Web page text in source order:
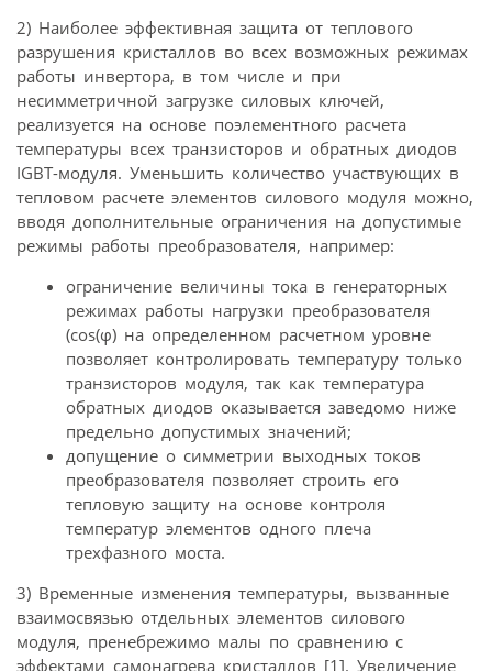
2) Наиболее эффективная защита от теплового
разрушения кристаллов во всех возможных режимах
работы инвертора, в том числе и при
несимметричной загрузке силовых ключей,
реализуется на основе поэлементного расчета
температуры всех транзисторов и обратных диодов
IGBT-модуля. Уменьшить количество участвующих в
тепловом расчете элементов силового модуля можно,
вводя дополнительные ограничения на допустимые
режимы работы преобразователя, например:
ограничение величины тока в генераторных
режимах работы нагрузки преобразователя
(cos(φ) на определенном расчетном уровне
позволяет контролировать температуру только
транзисторов модуля, так как температура
обратных диодов оказывается заведомо ниже
предельно допустимых значений;
допущение о симметрии выходных токов
преобразователя позволяет строить его
тепловую защиту на основе контроля
температур элементов одного плеча
трехфазного моста.
3) Временные изменения температуры, вызванные
взаимосвязью отдельных элементов силового
модуля, пренебрежимо малы по сравнению с
эффектами самонагрева кристаллов [1]. Увеличение